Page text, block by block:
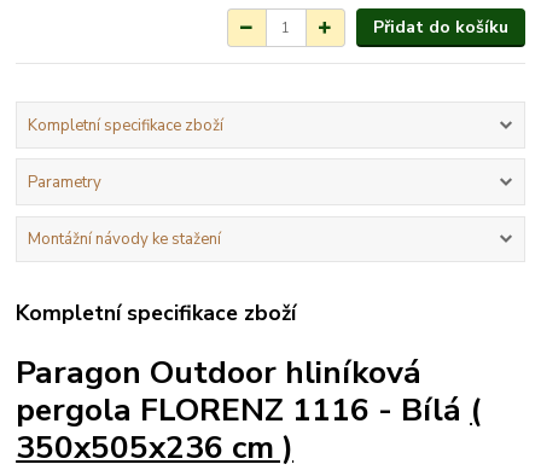
Přidat do košíku
Kompletní specifikace zboží
Parametry
Montážní návody ke stažení
Kompletní specifikace zboží
Paragon Outdoor hliníková
pergola FLORENZ 1116 - Bílá (
350x505x236 cm )